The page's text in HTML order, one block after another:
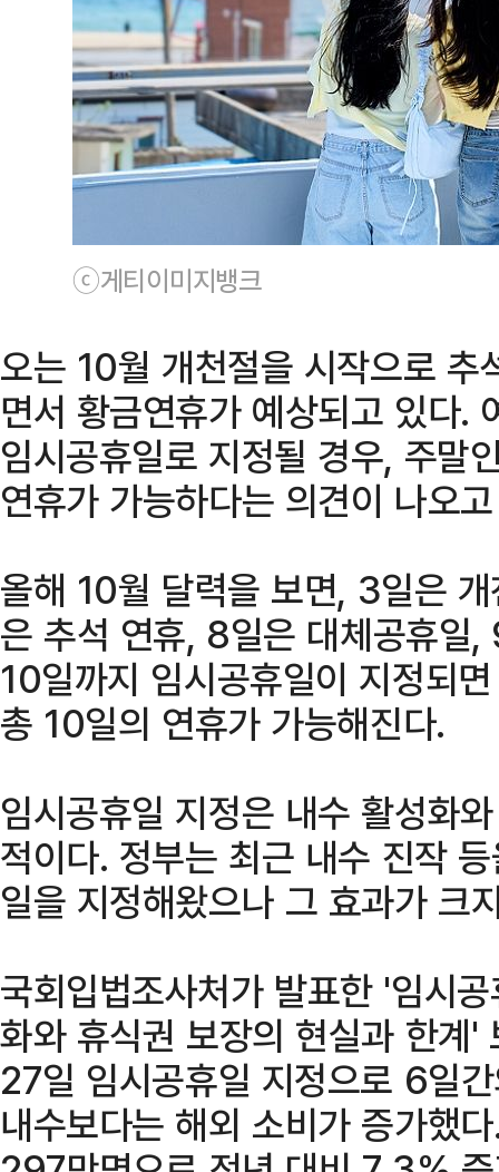
ⓒ게티이미지뱅크
오는 10월 개천절을 시작으로 추
면서 황금연휴가 예상되고 있다.
임시공휴일로 지정될 경우, 주말
연휴가 가능하다는 의견이 나오
올해 10월 달력을 보면, 3일은
은 추석 연휴, 8일은 대체공휴일
10일까지 임시공휴일이 지정되
총 10일의 연휴가 가능해진다.
임시공휴일 지정은 내수 활성화
적이다. 정부는 최근 내수 진작
일을 지정해왔으나 그 효과가 크
국회입법조사처가 발표한 '임시
화와 휴식권 보장의 현실과 한계'
27일 임시공휴일 지정으로 6일
내수보다는 해외 소비가 증가했